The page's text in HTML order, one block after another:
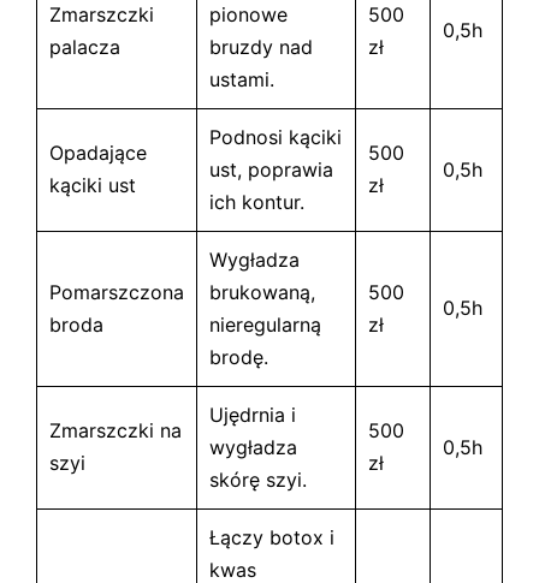
Zmarszczki
palacza
pionowe
bruzdy nad
ustami.
500
zł
0,5h
Opadające
kąciki ust
Podnosi kąciki
ust, poprawia
ich kontur.
500
zł
0,5h
Pomarszczona
broda
Wygładza
brukowaną,
nieregularną
brodę.
500
zł
0,5h
Zmarszczki na
szyi
Ujędrnia i
wygładza
skórę szyi.
500
zł
0,5h
Łączy botox i
kwas